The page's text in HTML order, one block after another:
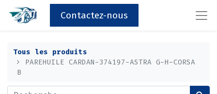
Contactez-nous
Tous les produits
PAREHUILE CARDAN-374197-ASTRA G-H-CORSA
B